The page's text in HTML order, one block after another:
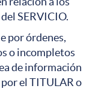
SERVICIO.
por órdenes,
o incompletos
de información
el TITULAR o